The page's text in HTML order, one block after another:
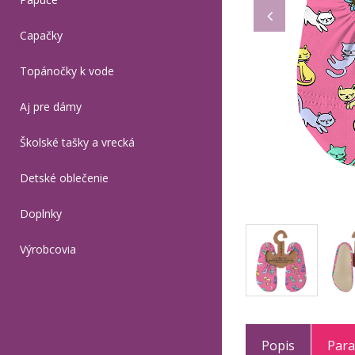
Capačky
Topánočky k vode
Aj pre dámy
Školské tašky a vrecká
Detské oblečenie
Doplnky
Výrobcovia
Popis